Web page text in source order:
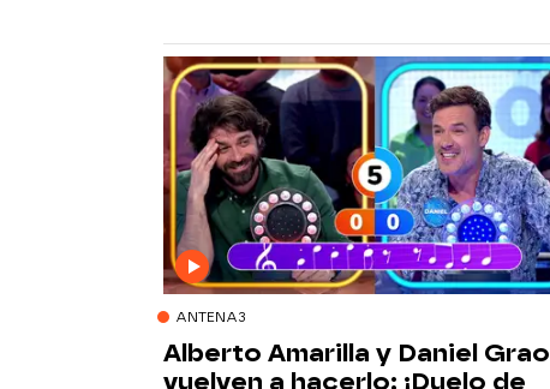
ANTENA3
Alberto Amarilla y Daniel Grao
vuelven a hacerlo: ¡Duelo de